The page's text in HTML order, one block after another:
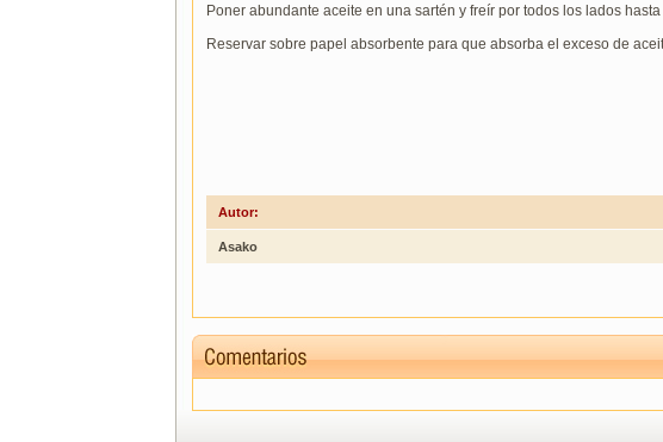
Poner abundante aceite en una sartén y freír por todos los lados
Reservar sobre papel absorbente para que absorba el exceso de
Autor:
Asako